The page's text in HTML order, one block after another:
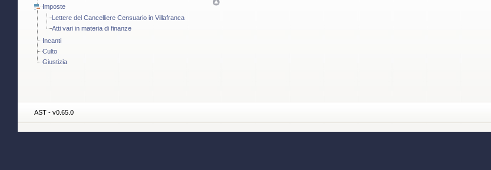
Imposte
Lettere del Cancelliere Censuario in Villafranca
Atti vari in materia di finanze
Incanti
Culto
Giustizia
AST - v0.65.0